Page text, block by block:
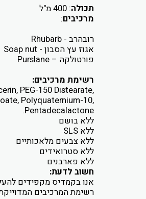
תכולה: 400 מ"ל
מרכיבים:
רובהרב - Rhubarb
אגוז עץ הסבון - Soap nut
פורטולקה – Purslane
רשימת מרכיבים:
PEG-150 Distearate,
Polyquaternium-10,
Pentadecalactone.
ללא בושם
ללא SLS
ללא צבעים מלאכותיים
ללא סטרואידים
ללא פארבנים
חשוב לדעת:
אנו בקמדיס מקפידים
רשימת המרכיבים